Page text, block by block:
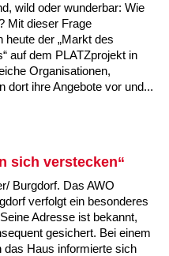
wild oder wunderbar: Wie
Mit dieser Frage
heute der „Markt des
auf dem PLATZprojekt in
Organisationen,
dort ihre Angebote vor und...
sich verstecken“
Burgdorf. Das AWO
verfolgt ein besonderes
Adresse ist bekannt,
gesichert. Bei einem
das Haus informierte sich